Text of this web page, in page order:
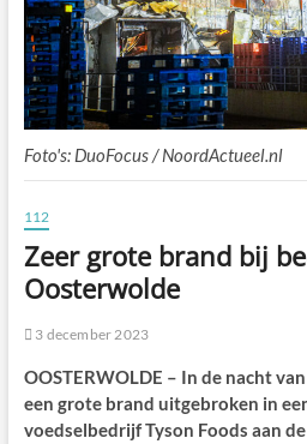
Foto's: DuoFocus / NoordActueel.nl
112
Zeer grote brand bij
Oosterwolde
3 december 2023
OOSTERWOLDE – In de nacht
een grote brand uitgebroken in
voedselbedrijf Tyson Foods aan